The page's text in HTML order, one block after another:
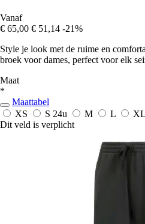
Vanaf
€ 65,00 € 51,14 -21%
Style je look met de ruime en
broek voor dames, perfect voor elk
Maat
*
Maattabel
XS
S 24u M L XL
Dit veld is verplicht